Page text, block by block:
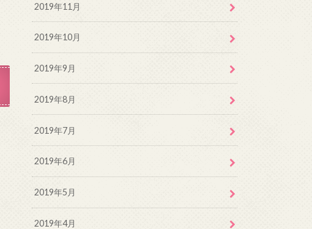
2019年11月
2019年10月
2019年9月
2019年8月
2019年7月
2019年6月
2019年5月
2019年4月